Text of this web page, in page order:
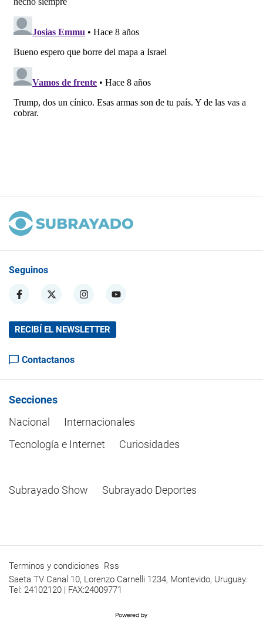
Seguinos
RECIBÍ EL NEWSLETTER
Contactanos
Secciones
Nacional
Internacionales
Tecnología e Internet
Curiosidades
Subrayado Show Subrayado Deportes
Terminos y condiciones Rss
Saeta TV Canal 10, Lorenzo Carnelli 1234, Montevido, Uruguay.
Tel: 24102120 | FAX:24009771